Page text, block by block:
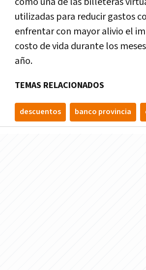
utilizadas para reducir gastos
enfrentar con mayor alivio el
costo de vida durante los
año.
TEMAS RELACIONADOS
descuentos banco provincia